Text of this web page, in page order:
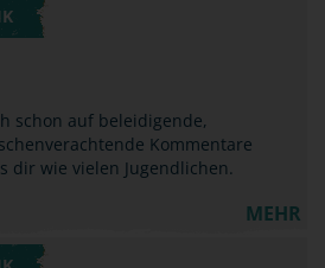
schon auf beleidigende,
Kommentare
dir wie vielen Jugendlichen.
MEHR